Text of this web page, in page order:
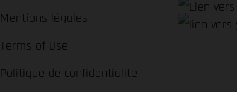
Mentions légales
Terms of Use
Politique de confidentialité